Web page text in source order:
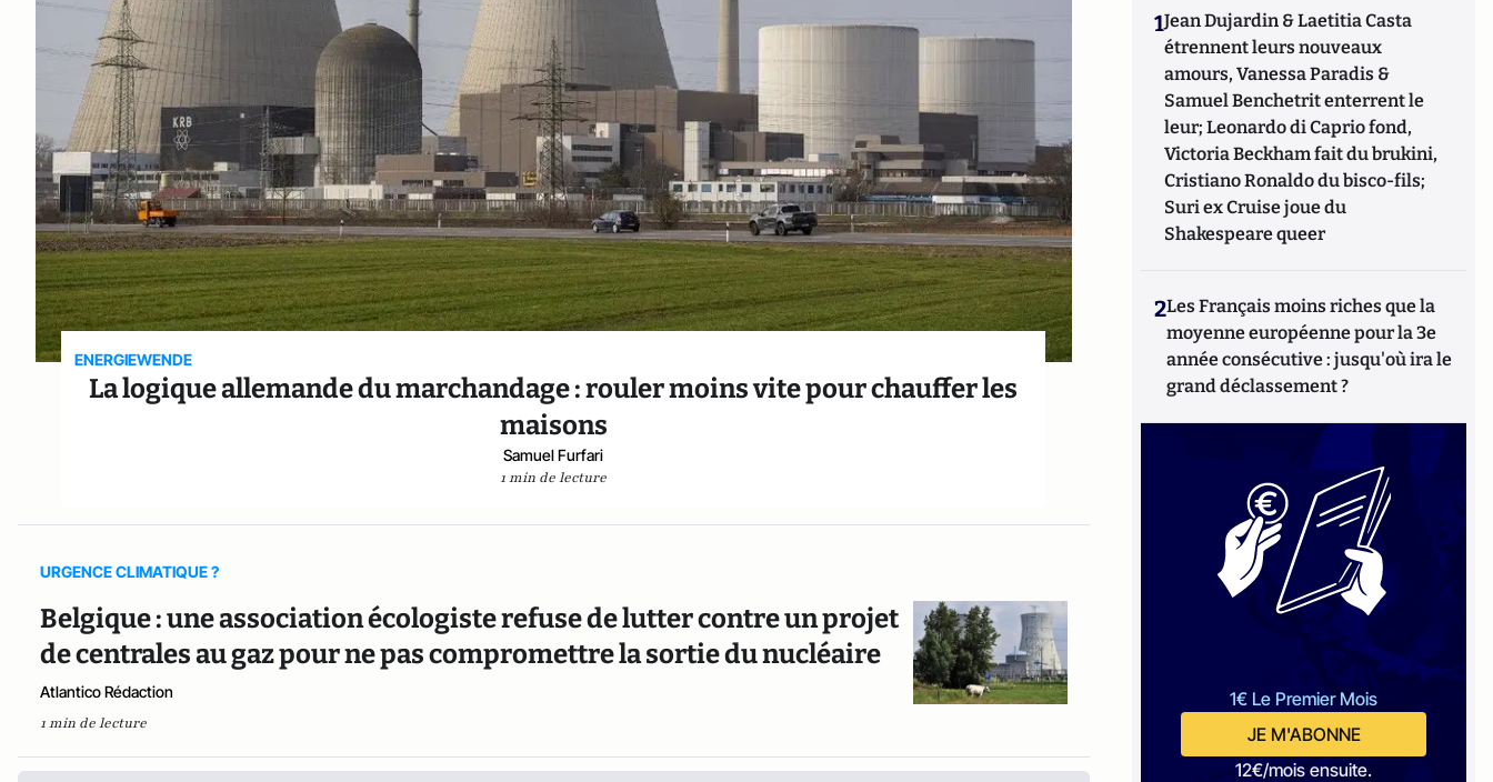
ENERGIEWENDE
La logique allemande du marchandage : rouler moins vite pour chauffer les
maisons
Samuel Furfari
1 min de lecture
URGENCE CLIMATIQUE ?
Belgique : une association écologiste refuse de lutter contre un projet
de centrales au gaz pour ne pas compromettre la sortie du nucléaire
Atlantico Rédaction
1 min de lecture
1Jean Dujardin & Laetitia Casta
étrennent leurs nouveaux
amours, Vanessa Paradis &
Samuel Benchetrit enterrent le
leur; Leonardo di Caprio fond,
Victoria Beckham fait du brukini,
Cristiano Ronaldo du bisco-fils;
Suri ex Cruise joue du
Shakespeare queer
2Les Français moins riches que la
moyenne européenne pour la 3e
année consécutive : jusqu'où ira le
grand déclassement ?
1€ Le Premier Mois
JE M'ABONNE
12€/mois ensuite.